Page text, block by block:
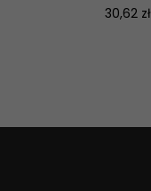
Cena
30,62 zł